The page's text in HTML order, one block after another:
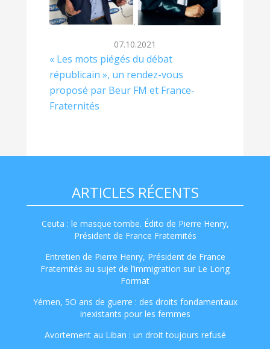
07.10.2021
« Les mots piégés du débat
républicain », un rendez-vous
proposé par Beur FM et France-
Fraternités
ARTICLES RÉCENTS
Ceuta : le masque tombe. Édito de Pierre Henry,
Président de France Fraternités
Entretien de Pierre Henry, Président de France
Fraternités au sujet de l’immigration sur Le Long
Format
Yémen, 5O ans de guerre : des droits fondamentaux
inexistants pour les femmes
Avortement au Liban : un droit toujours refusé